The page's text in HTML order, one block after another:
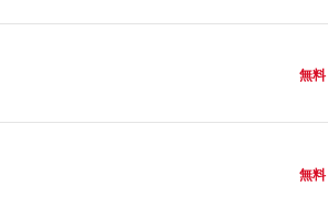
#青年
#ファンタジー・SF
無料
無料